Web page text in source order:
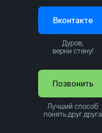
Позвонить
Лучший способ
понять друг друга
Вконтакте
Дуров,
верни стену!